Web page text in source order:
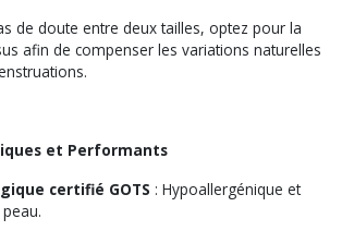
de doute entre deux tailles, optez pour la
afin de compenser les variations naturelles
et Performants
certifié GOTS : Hypoallergénique et